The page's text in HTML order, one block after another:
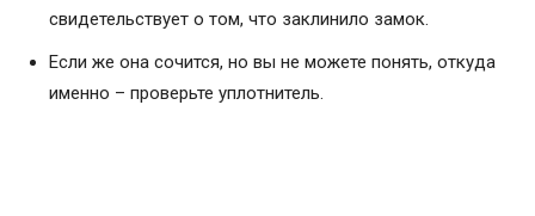
свидетельствует о том, что заклинило замок.
Если же она сочится, но вы не можете понять, откуда
именно – проверьте уплотнитель.